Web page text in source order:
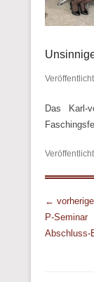
Das Karl-
Beitrags
←
P-
Abschluss-